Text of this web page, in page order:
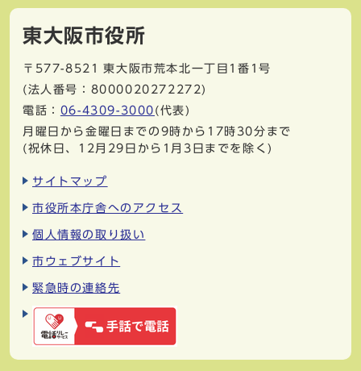
東大阪市役所
〒577-8521
東大阪市荒本北一丁目1番1号
(法人番号：8000020272272)
電話： 06-4309-3000 (代表)
月曜日から金曜日までの9時から17時30分まで
(祝休日、12月29日から1月3日までを除く)
サイトマップ
市役所本庁舎へのアクセス
個人情報の取り扱い
市ウェブサイト
緊急時の連絡先